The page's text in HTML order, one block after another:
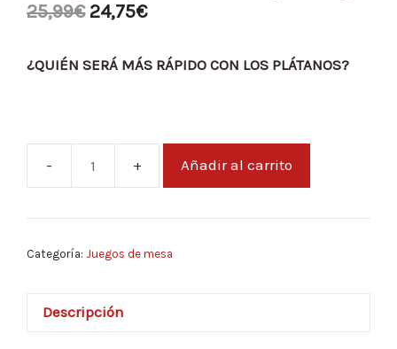
25,99€ 24,75€
¿QUIÉN SERÁ MÁS RÁPIDO CON LOS PLÁTANOS?
Jungle
Donkey
cantidad
Añadir al carrito
Categoría: Juegos de mesa
Descripción